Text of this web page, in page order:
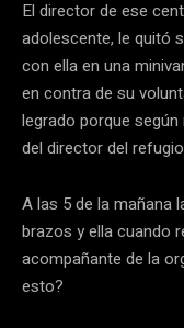
El director de ese
adolescente, le quitó
con ella en una
en contra de su
legrado porque
del director del refugio
A las 5 de la mañana
brazos y ella cuando
acompañante de la
esto?